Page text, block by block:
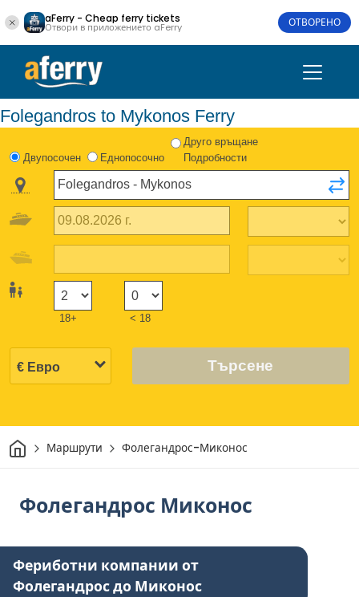
aFerry - Cheap ferry tickets
Отвори в приложението aFerry ОТВОРЕНО
Folegandros to Mykonos Ferry
Двупосочен Еднопосочно
Друго връщане
Подробности
18+ < 18
Търсене
Начало
Маршрути Фолегандрос-Миконос
Фолегандрос Миконос
Фериботни компании от
Фолегандрос до Миконос